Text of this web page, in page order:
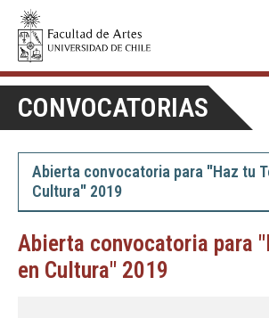
PORTADA
ADMISIÓN
ETAPA BÁSICA
POSTGRADO
EXTENSIÓN
CONVOCATORIAS
Abierta convocatoria para "Haz tu
Cultura" 2019
Abierta convocatoria para
en Cultura" 2019